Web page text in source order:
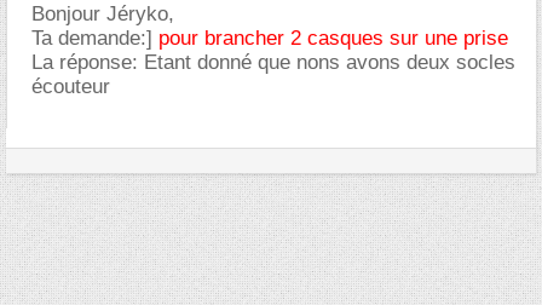
Bonjour Jéryko,
Ta demande:] pour brancher 2 casques sur une prise
La réponse: Etant donné que nons avons deux socles
écouteur